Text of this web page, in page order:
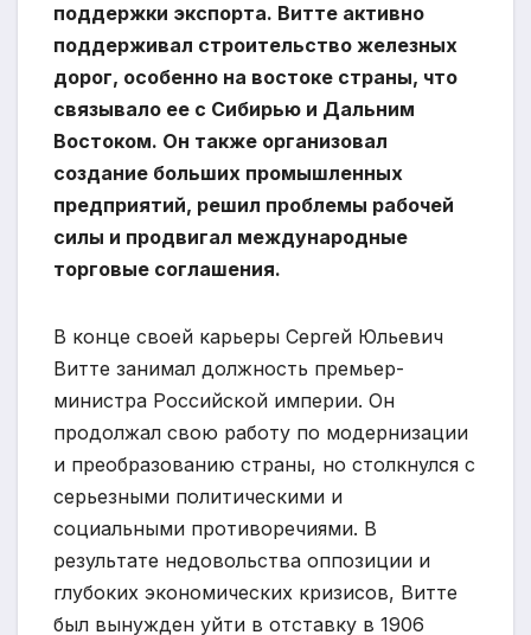
поддержки экспорта. Витте активно
поддерживал строительство железных
дорог, особенно на востоке страны, что
связывало ее с Сибирью и Дальним
Востоком. Он также организовал
создание больших промышленных
предприятий, решил проблемы рабочей
силы и продвигал международные
торговые соглашения.
В конце своей карьеры Сергей Юльевич
Витте занимал должность премьер-
министра Российской империи. Он
продолжал свою работу по модернизации
и преобразованию страны, но столкнулся с
серьезными политическими и
социальными противоречиями. В
результате недовольства оппозиции и
глубоких экономических кризисов, Витте
был вынужден уйти в отставку в 1906